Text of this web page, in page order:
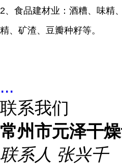
2、食品建材业：酒糟、味精
精、矿渣、豆瓣种籽等。
...
联系我们
常州市元泽干
联系人 张兴千